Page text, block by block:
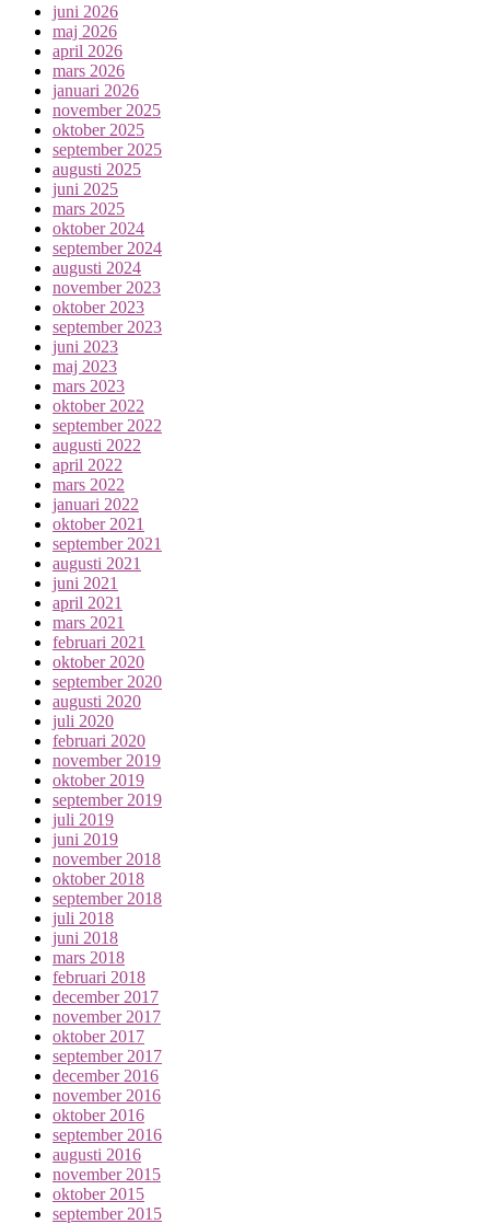
juni 2026
maj 2026
april 2026
mars 2026
januari 2026
november 2025
oktober 2025
september 2025
augusti 2025
juni 2025
mars 2025
oktober 2024
september 2024
augusti 2024
november 2023
oktober 2023
september 2023
juni 2023
maj 2023
mars 2023
oktober 2022
september 2022
augusti 2022
april 2022
mars 2022
januari 2022
oktober 2021
september 2021
augusti 2021
juni 2021
april 2021
mars 2021
februari 2021
oktober 2020
september 2020
augusti 2020
juli 2020
februari 2020
november 2019
oktober 2019
september 2019
juli 2019
juni 2019
november 2018
oktober 2018
september 2018
juli 2018
juni 2018
mars 2018
februari 2018
december 2017
november 2017
oktober 2017
september 2017
december 2016
november 2016
oktober 2016
september 2016
augusti 2016
november 2015
oktober 2015
september 2015